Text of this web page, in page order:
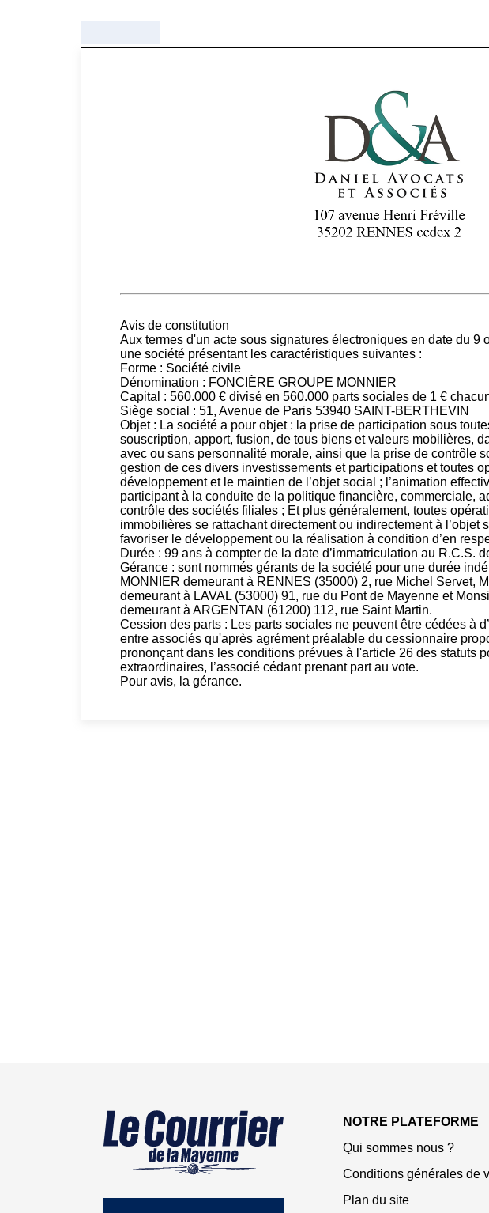
Avis de constitution
Aux termes d'un acte sous signatures électroniques en date du 9
une société présentant les caractéristiques suivantes :
Forme : Société civile
Dénomination : FONCIÈRE GROUPE MONNIER
Capital : 560.000 € divisé en 560.000 parts sociales de 1 €
Siège social : 51, Avenue de Paris 53940 SAINT-BERTHEVIN
Objet : La société a pour objet : la prise de participation sous
souscription, apport, fusion, de tous biens et valeurs mobilières,
avec ou sans personnalité morale, ainsi que la prise de contrôle
gestion de ces divers investissements et participations et toutes
développement et le maintien de l’objet social ; l’animation
participant à la conduite de la politique financière, commerciale,
contrôle des sociétés filiales ; Et plus généralement, toutes
immobilières se rattachant directement ou indirectement à l’objet
favoriser le développement ou la réalisation à condition d’en
Durée : 99 ans à compter de la date d’immatriculation au R.C.S.
Gérance : sont nommés gérants de la société pour une durée
MONNIER demeurant à RENNES (35000) 2, rue Michel Servet,
demeurant à LAVAL (53000) 91, rue du Pont de Mayenne et
demeurant à ARGENTAN (61200) 112, rue Saint Martin.
Cession des parts : Les parts sociales ne peuvent être cédées à
entre associés qu'après agrément préalable du cessionnaire
prononçant dans les conditions prévues à l'article 26 des statuts
extraordinaires, l’associé cédant prenant part au vote.
Pour avis, la gérance.
NOTRE PLATEFORME
Qui sommes nous ?
Conditions générales de
Plan du site